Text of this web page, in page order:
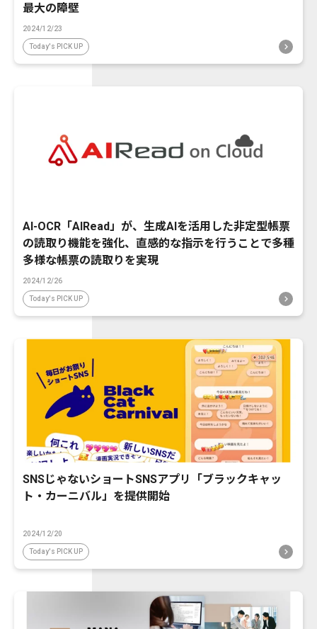
最大の障壁
2024/12/23
Today's PICK UP
AI-OCR「AIRead」が、生成AIを活用した非定型帳票
の読取り機能を強化、直感的な指示を行うことで多種
多様な帳票の読取りを実現
2024/12/26
Today's PICK UP
SNSじゃないショートSNSアプリ「ブラックキャッ
ト・カーニバル」を提供開始
2024/12/20
Today's PICK UP